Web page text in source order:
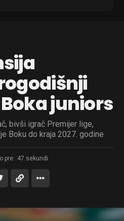
juniors
bivši igrač Premijer lige,
Boku do kraja 2027. godine
pre: 47 sekundi